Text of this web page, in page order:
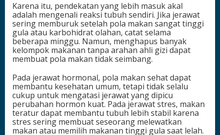
Karena itu, pendekatan yang lebih masuk akal
adalah mengenali reaksi tubuh sendiri. Jika jerawat
sering memburuk setelah pola makan sangat tinggi
gula atau karbohidrat olahan, catat selama
beberapa minggu. Namun, menghapus banyak
kelompok makanan tanpa arahan ahli gizi dapat
membuat pola makan tidak seimbang.
Pada jerawat hormonal, pola makan sehat dapat
membantu kesehatan umum, tetapi tidak selalu
cukup untuk mengatasi jerawat yang dipicu
perubahan hormon kuat. Pada jerawat stres, makan
teratur dapat membantu tubuh lebih stabil karena
stres sering membuat seseorang melewatkan
makan atau memilih makanan tinggi gula saat lelah.